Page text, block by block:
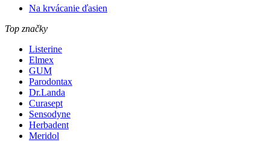
Na krvácanie ďasien
Top značky
Listerine
Elmex
GUM
Parodontax
Dr.Landa
Curasept
Sensodyne
Herbadent
Meridol